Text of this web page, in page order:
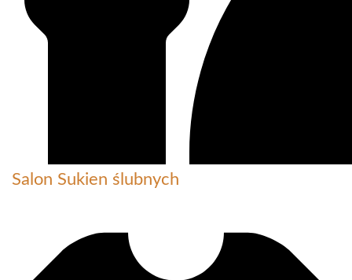
Salon Sukien ślubnych